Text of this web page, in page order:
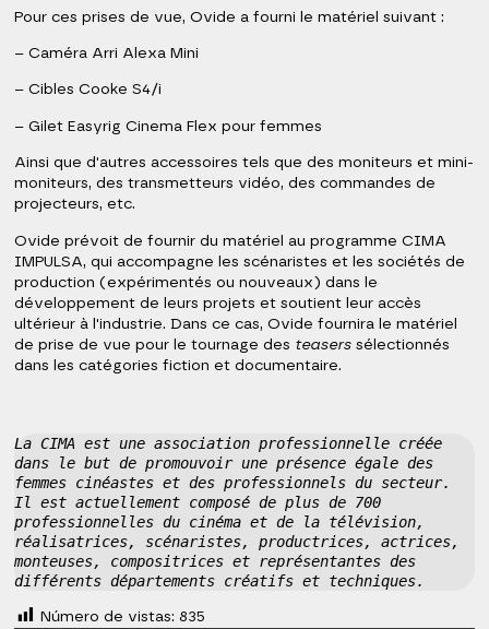
Pour ces prises de vue, Ovide a fourni le matériel suivant :
– Caméra Arri Alexa Mini
– Cibles Cooke S4/i
– Gilet Easyrig Cinema Flex pour femmes
Ainsi que d'autres accessoires tels que des moniteurs et mini-
moniteurs, des transmetteurs vidéo, des commandes de
projecteurs, etc.
Ovide prévoit de fournir du matériel au programme CIMA
IMPULSA, qui accompagne les scénaristes et les sociétés de
production (expérimentés ou nouveaux) dans le
développement de leurs projets et soutient leur accès
ultérieur à l'industrie. Dans ce cas, Ovide fournira le matériel
de prise de vue pour le tournage des teasers sélectionnés
dans les catégories fiction et documentaire.
La CIMA est une association professionnelle créée
dans le but de promouvoir une présence égale des
femmes cinéastes et des professionnels du secteur.
Il est actuellement composé de plus de 700
professionnelles du cinéma et de la télévision,
réalisatrices, scénaristes, productrices, actrices,
monteuses, compositrices et représentantes des
différents départements créatifs et techniques.
Número de vistas: 835